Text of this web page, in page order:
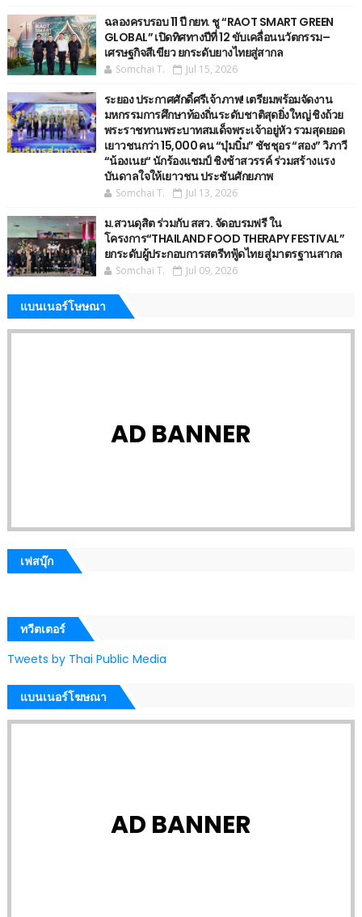
ฉลองครบรอบ 11 ปี กยท. ชู “RAOT SMART GREEN
GLOBAL” เปิดทิศทางปีที่ 12 ขับเคลื่อนนวัตกรรม–
เศรษฐกิจสีเขียว ยกระดับยางไทยสู่สากล
Somchai T. Jul 15, 2026
ระยอง ประกาศศักดิ์ศรีเจ้าภาพ! เตรียมพร้อมจัดงาน
มหกรรมการศึกษาท้องถิ่นระดับชาติสุดยิ่งใหญ่ ชิงถ้วย
พระราชทานพระบาทสมเด็จพระเจ้าอยู่หัว รวมสุดยอด
เยาวชนกว่า 15,000 คน “บุ๋มบิ๋ม” ชัชชุอร “สอง” วิภาวี
“น้องเนย“ นักร้องแชมป์ ชิงช้าสวรรค์ ร่วมสร้างแรง
บันดาลใจให้เยาวชน ประชันศักยภาพ
Somchai T. Jul 13, 2026
ม.สวนดุสิต ร่วมกับ สสว. จัดอบรมฟรี ใน
โครงการ“THAILAND FOOD THERAPY FESTIVAL”
ยกระดับผู้ประกอบการสตรีทฟู้ดไทย สู่มาตรฐานสากล
Somchai T. Jul 09, 2026
แบนเนอร์โษษณา
AD BANNER
เฟสบุ๊ก
ทวีตเตอร์
Tweets by Thai Public Media
แบนเนอร์โฆษณา
AD BANNER